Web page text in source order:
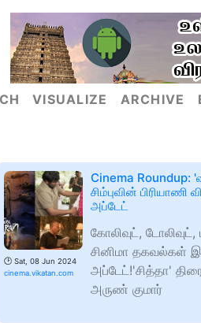
VISUALIZE ARCHIVE
🕑 Sat, 08 Jun 2024
cinema.vikatan.com
Cinema Roundup:
சிம்புவின் பிரியாணி
அப்டேட்
கோலிவுட்,
சினிமா தகவல்கள்
அப்டேட்!'சித்தா'
அருண் குமார்